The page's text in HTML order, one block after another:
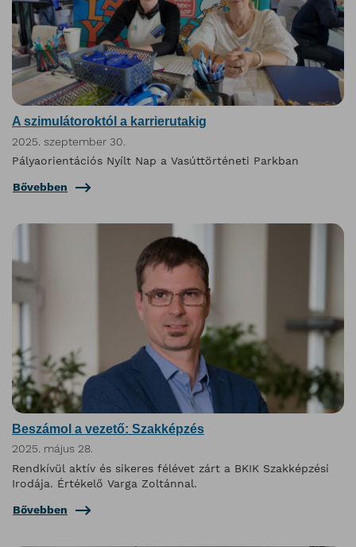
A szimulátoroktól a karrierutakig
2025. szeptember 30.
Pályaorientációs Nyílt Nap a Vasúttörténeti Parkban
Bővebben
Beszámol a vezető: Szakképzés
2025. május 28.
Rendkívül aktív és sikeres félévet zárt a BKIK Szakképzési
Irodája. Értékelő Varga Zoltánnal.
Bővebben